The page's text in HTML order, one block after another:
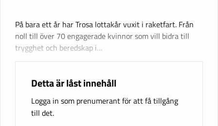
På bara ett år har Trosa lottakår vuxit i raketfart. Från
noll till över 70 engagerade kvinnor som vill bidra till
trygghet och beredskap i…
Detta är låst innehåll
Logga in som prenumerant för att få tillgång
till det.